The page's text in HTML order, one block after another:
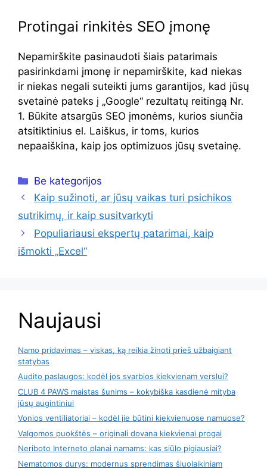
Protingai rinkitės SEO įmonę
Nepamirškite pasinaudoti šiais patarimais
pasirinkdami įmonę ir nepamirškite, kad niekas
ir niekas negali suteikti jums garantijos, kad jūsų
svetainė pateks į „Google“ rezultatų reitingą Nr.
1. Būkite atsargūs SEO įmonėms, kurios siunčia
atsitiktinius el. Laiškus, ir toms, kurios
nepaaiškina, kaip jos optimizuos jūsų svetainę.
Kategorijos
Be kategorijos
Kaip sužinoti, ar jūsų vaikas turi psichikos
sutrikimų, ir kaip susitvarkyti
Populiariausi ekspertų patarimai, kaip
išmokti „Excel“
Naujausi
Namo pridavimas – viskas, ką reikia žinoti prieš užbaigiant
statybas
Audito paslaugos: kodėl jos svarbios kiekvienam verslui?
CLUB 4 PAWS maistas šunims – kokybiška kasdienė mityba
jūsų augintiniui
Vonios ventiliatoriai – kodėl jie būtini kiekvienuose namuose?
Valgomos puokštės – originali dovana kiekvienai progai
Neriboto Interneto planai namams: kas siūlo pigiausiai?
Nematomos durys: modernus sprendimas šiuolaikiniam